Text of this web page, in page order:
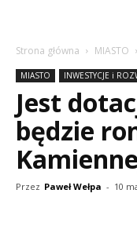
Strona główna MIASTO
MIASTO INWESTYCJE i
Jest
będzie
Przez Paweł Wełpa - 10